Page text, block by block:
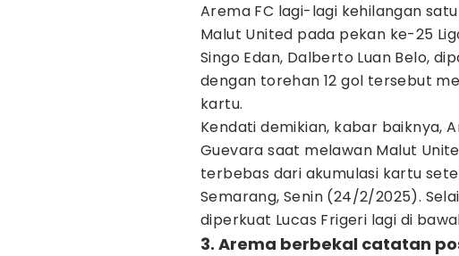
Arema FC lagi-lagi kehilangan
Malut United pada pekan ke-25
Singo Edan, Dalberto Luan Belo,
dengan torehan 12 gol tersebut
kartu.
Kendati demikian, kabar baiknya,
Guevara saat melawan Malut
terbebas dari akumulasi kartu
Semarang, Senin (24/2/2025).
diperkuat Lucas Frigeri lagi di
3. Arema berbekal catatan